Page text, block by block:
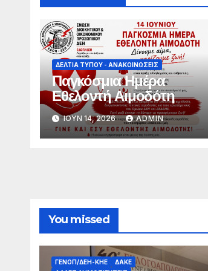
ΔΕΛΤΊΑ ΤΎΠΟΥ - ΑΝΑΚΟΙΝΏΣΕΙΣ
Παγκόσμια Ημέρα
Εθελοντή Αιμοδότη
ΙΟΎΝ 14, 2026 ADMIN
You missed
ΓΕΝΟΠ/ΔΕΗ-ΚΗΕ
ΔΑΚΕ